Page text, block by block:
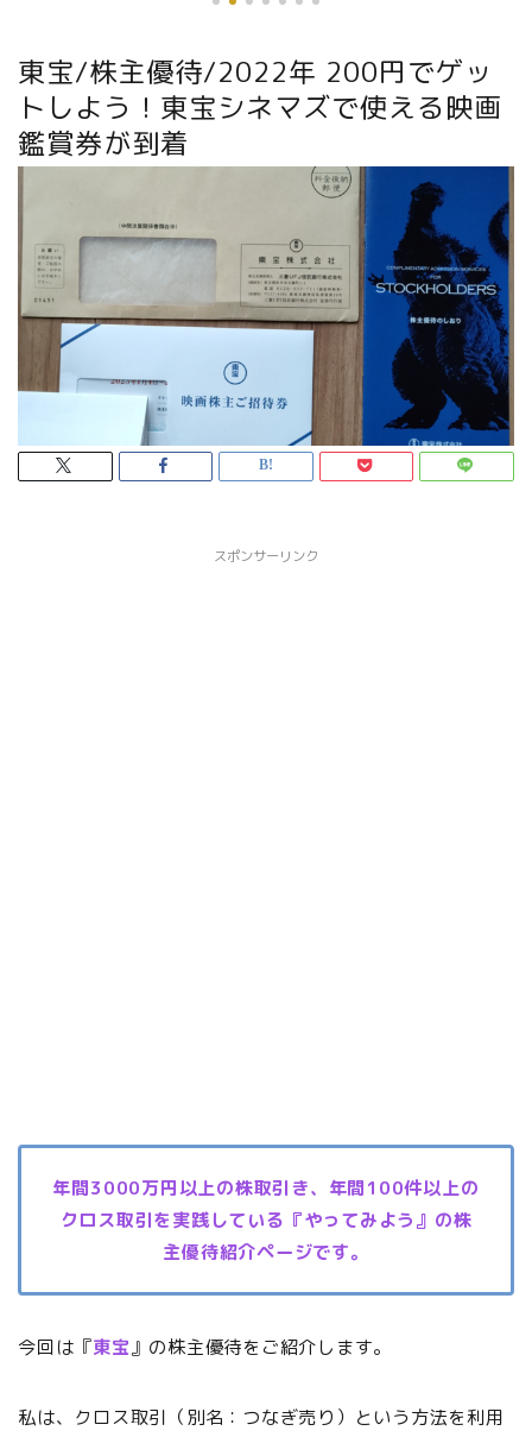
東宝/株主優待/2022年 200円でゲッ
トしよう！東宝シネマズで使える映画
鑑賞券が到着
スポンサーリンク
年間3000万円以上の株取引き、年間100件以上の
クロス取引を実践している『やってみよう』の株
主優待紹介ページです。
今回は『東宝』の株主優待をご紹介します。
私は、クロス取引（別名：つなぎ売り）という方法を利用